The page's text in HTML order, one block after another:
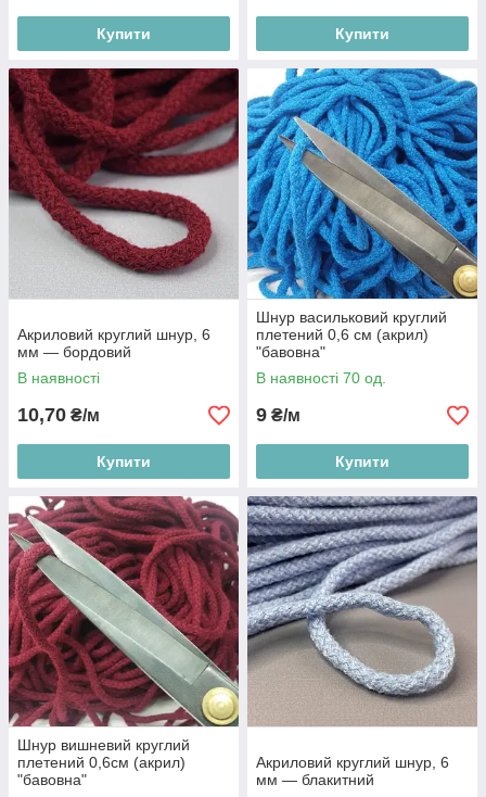
Купити Купити
Акриловий круглий шнур, 6
мм — бордовий
В наявності
10,70 ₴/м
Купити
Шнур васильковий круглий
плетений 0,6 см (акрил)
"бавовна"
В наявності 70 од.
9 ₴/м
Купити
Шнур вишневий круглий
плетений 0,6см (акрил)
"бавовна"
Акриловий круглий шнур, 6
мм — блакитний